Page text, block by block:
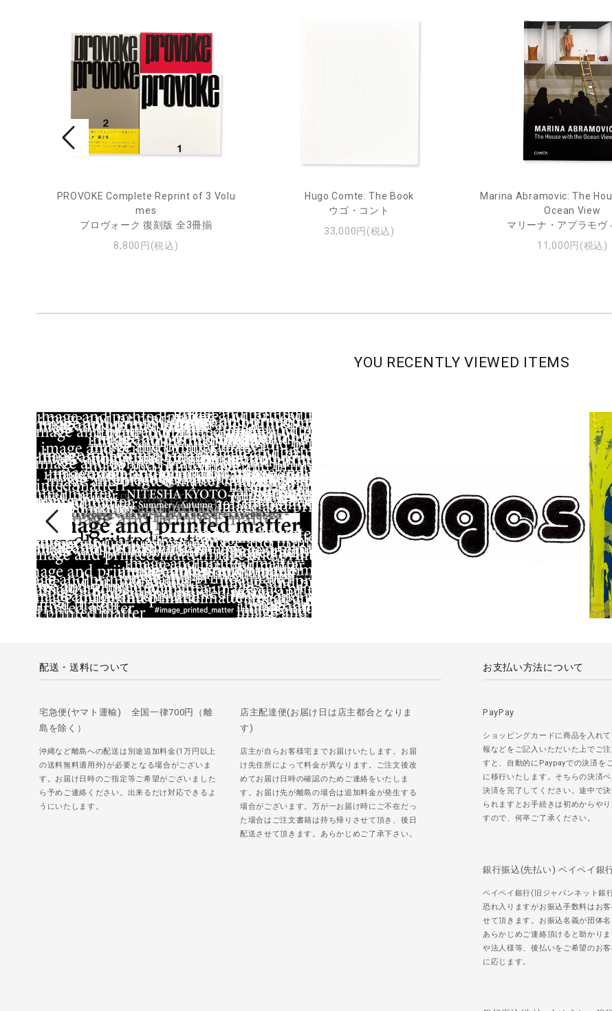
PROVOKE Complete Reprint of 3 Volu
mes
プロヴォーク 復刻版 全3冊揃
8,800円(税込)
Hugo Comte: The Book
ウゴ・コント
33,000円(税込)
Marina Abramovic: The
Ocean View
マリーナ・アブラモヴ
11,000円(税込)
YOU RECENTLY VIEWED ITEMS
配送・送料について
宅急便(ヤマト運輸) 全国一律700円（離
島を除く）
沖縄など離島への配送は別途追加料金(1万円以上
の送料無料適用外)が必要となる場合がございま
す。お届け日時のご指定等ご希望がございました
ら予めご連絡ください。出来るだけ対応できるよ
うにいたします。
店主配達便(お届け日は店主都合となりま
す)
店主が自らお客様宅までお届けいたします。お届
け先住所によって料金が異なります。ご注文後改
めてお届け日時の確認のためご連絡をいたしま
す。お届け先が離島の場合は追加料金が発生する
場合がございます。万が一お届け時にご不在だっ
た場合はご注文書籍は持ち帰りさせて頂き、後日
配送させて頂きます。あらかじめご了承下さい。
お支払い方法について
PayPay
ショッピングカードに商品を入れ
報などをご記入いただいた上でご
すと、自動的にPaypayでの決済を
に移行いたします。そちらの決済
決済を完了してください。途中で
られますとお手続きは初めからや
すので、何卒ご了承ください。
銀行振込(先払い) ペイペイ銀
ペイペイ銀行(旧ジャパンネット銀
恐れ入りますがお振込手数料はお
せて頂きます。お振込名義が団体名
あらかじめご連絡頂けると助かり
や法人様等、後払いをご希望のお
に応じます。